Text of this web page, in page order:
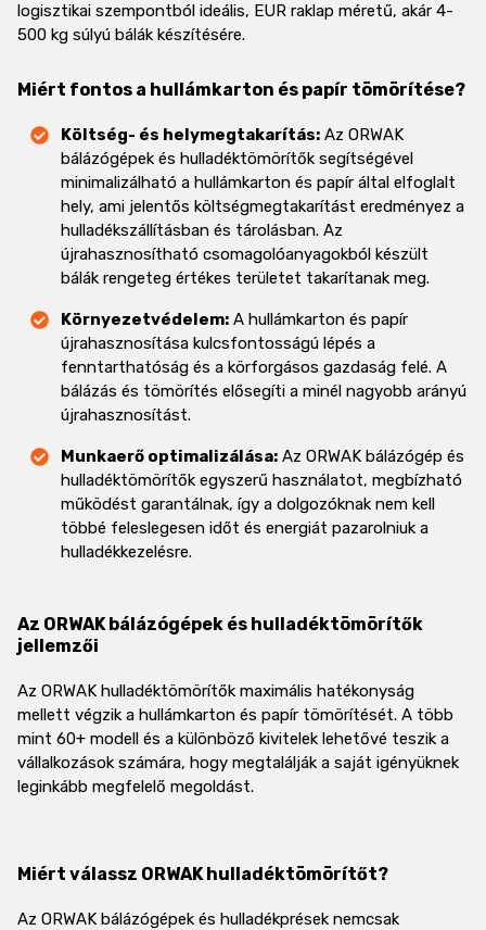
logisztikai szempontból ideális, EUR raklap méretű, akár 4-
500 kg súlyú bálák készítésére.
Miért fontos a hullámkarton és papír tömörítése?
Költség- és helymegtakarítás: Az ORWAK
bálázógépek és hulladéktömörítők segítségével
minimalizálható a hullámkarton és papír által elfoglalt
hely, ami jelentős költségmegtakarítást eredményez a
hulladékszállításban és tárolásban. Az
újrahasznosítható csomagolóanyagokból készült
bálák rengeteg értékes területet takarítanak meg.
Környezetvédelem: A hullámkarton és papír
újrahasznosítása kulcsfontosságú lépés a
fenntarthatóság és a körforgásos gazdaság felé. A
bálázás és tömörítés elősegíti a minél nagyobb arányú
újrahasznosítást.
Munkaerő optimalizálása: Az ORWAK bálázógép és
hulladéktömörítők egyszerű használatot, megbízható
működést garantálnak, így a dolgozóknak nem kell
többé feleslegesen időt és energiát pazarolniuk a
hulladékkezelésre.
Az ORWAK bálázógépek és hulladéktömörítők
jellemzői
Az ORWAK hulladéktömörítők maximális hatékonyság
mellett végzik a hullámkarton és papír tömörítését. A több
mint 60+ modell és a különböző kivitelek lehetővé teszik a
vállalkozások számára, hogy megtalálják a saját igényüknek
leginkább megfelelő megoldást.
Miért válassz ORWAK hulladéktömörítőt?
Az ORWAK bálázógépek és hulladékprések nemcsak